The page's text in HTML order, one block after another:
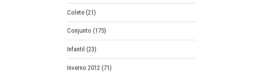
Colete (21)
Conjunto (175)
Infantil (23)
Inverno 2012 (71)